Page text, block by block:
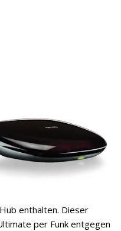
enthalten. Dieser
per Funk entgegen